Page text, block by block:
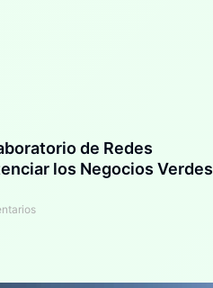
de Redes
los Negocios Verdes